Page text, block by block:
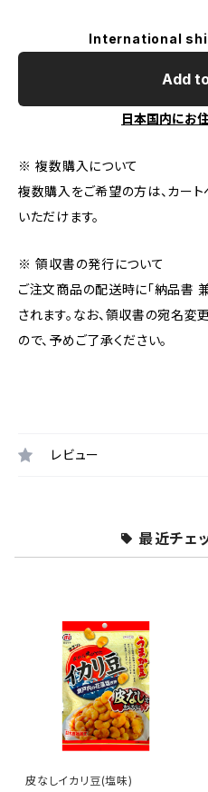
International
Add
日本国内にお
※ 複数購入について
複数購入をご希望の方は、カー
いただけます。
※ 領収書の発行について
ご注文商品の配送時に「納品書
されます。なお、領収書の宛名
ので、予めご了承ください。
レビュー
最近チェ
皮なしイカリ豆(塩味)